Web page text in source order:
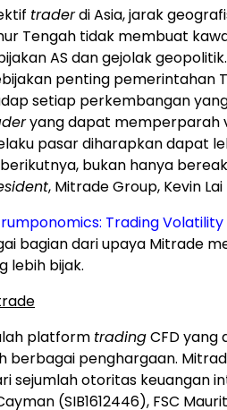
traderdi Asia, jarak
Tengah tidak membuat
AS dan gejolak geopolitik.
penting pemerintahan
setiap perkembangan
yang dapat memperparah
pasar diharapkan dapat
bukan hanya
, Mitrade Group, Kevin Lai
Trading Volatility
bagian dari upaya Mitrade
lebih bijak.
platform tradingCFD yang
berbagai penghargaan.
sejumlah otoritas keuangan
(SIB1612446), FSC